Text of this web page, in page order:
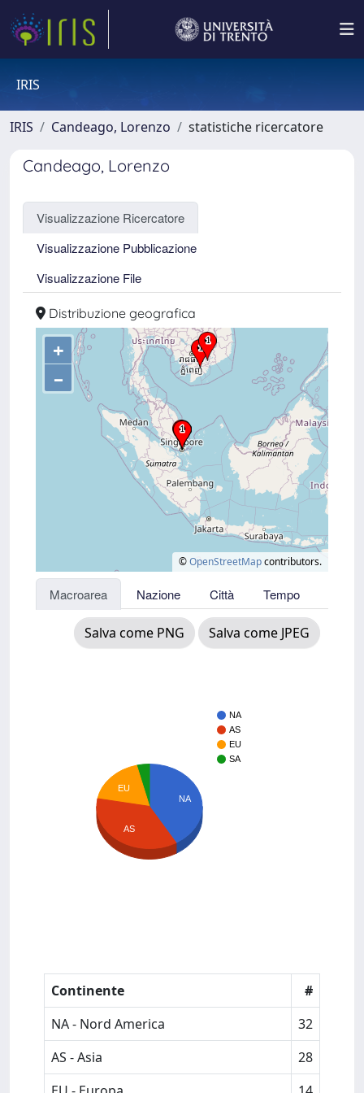
IRIS
IRIS Candeago, Lorenzo statistiche ricercatore
Candeago, Lorenzo
Visualizzazione Ricercatore
Visualizzazione Pubblicazione
Visualizzazione File
Distribuzione geografica
+
–
©OpenStreetMapcontributors.
Macroarea Nazione Città Tempo
Salva come PNG Salva come JPEG
NA
AS
EU
SA
NA
EU
AS
Continente
#
NA - Nord America
32
AS - Asia
28